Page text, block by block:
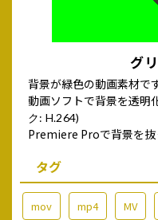
グ
背景が緑色の動画素材です
動画ソフトで背景を透明
ク: H.264)
Premiere Proで背景を抜
タグ
mov mp4 MV